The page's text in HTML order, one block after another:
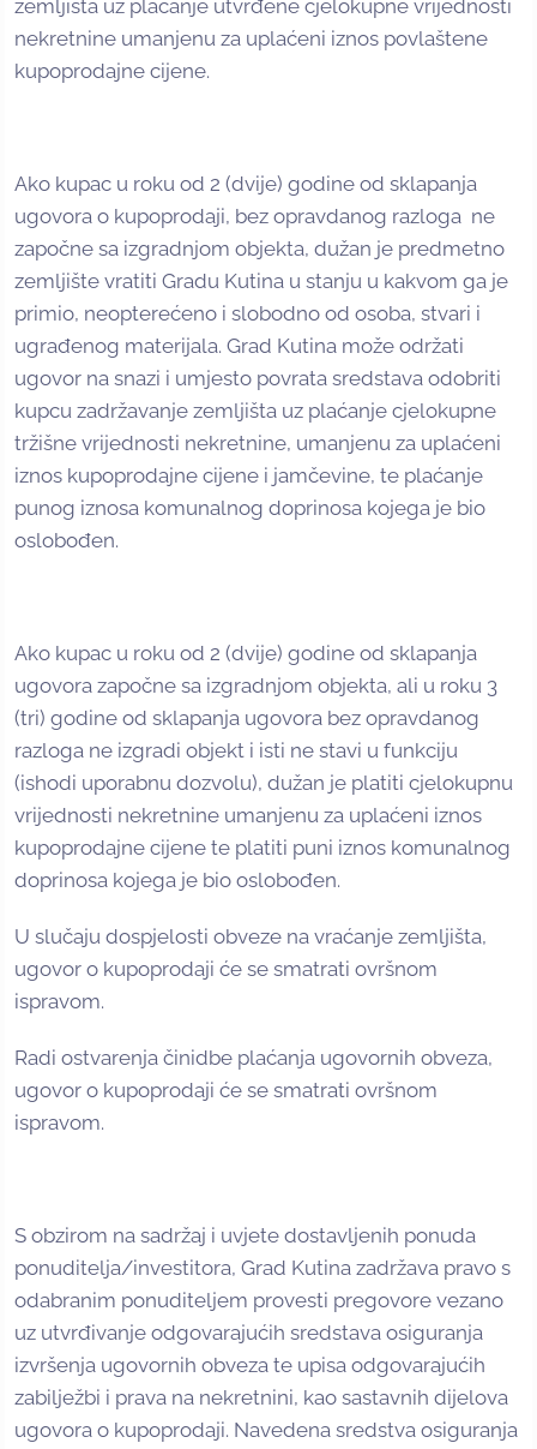
zemljišta uz plaćanje utvrđene cjelokupne vrijednosti
nekretnine umanjenu za uplaćeni iznos povlaštene
kupoprodajne cijene.
Ako kupac u roku od 2 (dvije) godine od sklapanja
ugovora o kupoprodaji, bez opravdanog razloga ne
započne sa izgradnjom objekta, dužan je predmetno
zemljište vratiti Gradu Kutina u stanju u kakvom ga je
primio, neopterećeno i slobodno od osoba, stvari i
ugrađenog materijala. Grad Kutina može održati
ugovor na snazi i umjesto povrata sredstava odobriti
kupcu zadržavanje zemljišta uz plaćanje cjelokupne
tržišne vrijednosti nekretnine, umanjenu za uplaćeni
iznos kupoprodajne cijene i jamčevine, te plaćanje
punog iznosa komunalnog doprinosa kojega je bio
oslobođen.
Ako kupac u roku od 2 (dvije) godine od sklapanja
ugovora započne sa izgradnjom objekta, ali u roku 3
(tri) godine od sklapanja ugovora bez opravdanog
razloga ne izgradi objekt i isti ne stavi u funkciju
(ishodi uporabnu dozvolu), dužan je platiti cjelokupnu
vrijednosti nekretnine umanjenu za uplaćeni iznos
kupoprodajne cijene te platiti puni iznos komunalnog
doprinosa kojega je bio oslobođen.
U slučaju dospjelosti obveze na vraćanje zemljišta,
ugovor o kupoprodaji će se smatrati ovršnom
ispravom.
Radi ostvarenja činidbe plaćanja ugovornih obveza,
ugovor o kupoprodaji će se smatrati ovršnom
ispravom.
S obzirom na sadržaj i uvjete dostavljenih ponuda
ponuditelja/investitora, Grad Kutina zadržava pravo s
odabranim ponuditeljem provesti pregovore vezano
uz utvrđivanje odgovarajućih sredstava osiguranja
izvršenja ugovornih obveza te upisa odgovarajućih
zabilježbi i prava na nekretnini, kao sastavnih dijelova
ugovora o kupoprodaji. Navedena sredstva osiguranja